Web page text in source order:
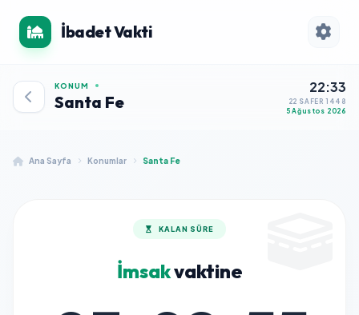
İbadet Vakti
KONUM
Santa Fe
22:33
22 SAFER 1448
5 Ağustos 2026
Ana Sayfa Konumlar Santa Fe
KALAN SÜRE
İmsakvaktine